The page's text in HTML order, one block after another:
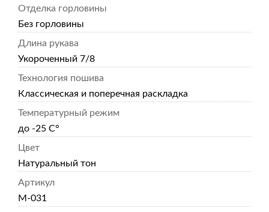
Отделка горловины
Без горловины
Длина рукава
Укороченный 7/8
Технология пошива
Классическая и поперечная раскладка
Температурный режим
до -25 С°
Цвет
Натуральный тон
Артикул
М-031